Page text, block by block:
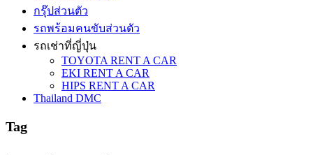
กรุ๊ปส่วนตัว
รถพร้อมคนขับส่วนตัว
รถเช่าที่ญี่ปุ่น
TOYOTA RENT A CAR
EKI RENT A CAR
HIPS RENT A CAR
Thailand DMC
Tag